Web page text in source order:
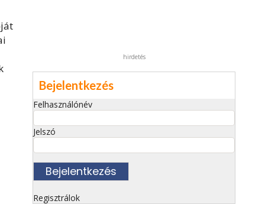
hirdetés
Bejelentkezés
Felhasználónév
Jelszó
Regisztrálok